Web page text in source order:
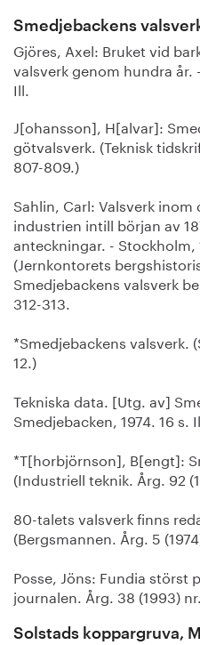
Smedjebackens
Gjöres, Axel: Bruket vid
valsverk genom hundra år.
Ill.
J[ohansson], H[alvar]:
götvalsverk. (Teknisk
807-809.)
Sahlin, Carl: Valsverk
industrien intill början av
anteckningar. - Stockholm,
(Jernkontorets
Smedjebackens valsverk
312-313.
*Smedjebackens valsverk.
12.)
Tekniska data. [Utg. av]
Smedjebacken, 1974. 16 s.
*T[horbjörnson], B[engt]:
(Industriell teknik. Årg. 92
80-talets valsverk finns
(Bergsmannen. Årg. 5
Posse, Jöns: Fundia störst
journalen. Årg. 38 (1993)
Solstads koppargruva,